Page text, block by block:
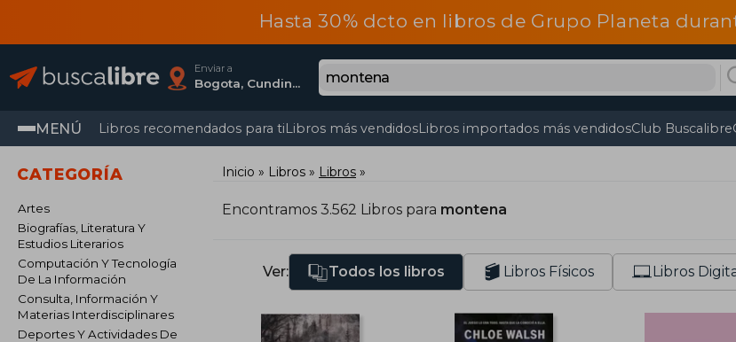
Hasta 30% dcto en libros de Grupo Planeta
Enviar a
Bogota, Cundinamarca
MENÚ Libros recomendados para tiLibros más vendidosLibros importados más vendidosClub Buscalibre
CATEGORÍA
Artes
Biografías, Literatura Y
Estudios Literarios
Computación Y Tecnología
De La Información
Consulta, Información Y
Materias Interdisciplinares
Deportes Y Actividades De
Inicio Libros Libros
Encontramos 3.562 Libros para montena
Ver: Todos los libros Libros Físicos Libros